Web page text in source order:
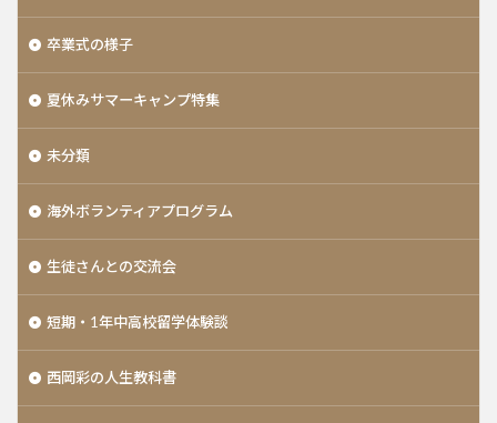
卒業式の様子
夏休みサマーキャンプ特集
未分類
海外ボランティアプログラム
生徒さんとの交流会
短期・1年中高校留学体験談
西岡彩の人生教科書